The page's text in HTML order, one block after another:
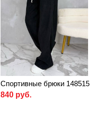
Спортивные брюки 148515
840 руб.